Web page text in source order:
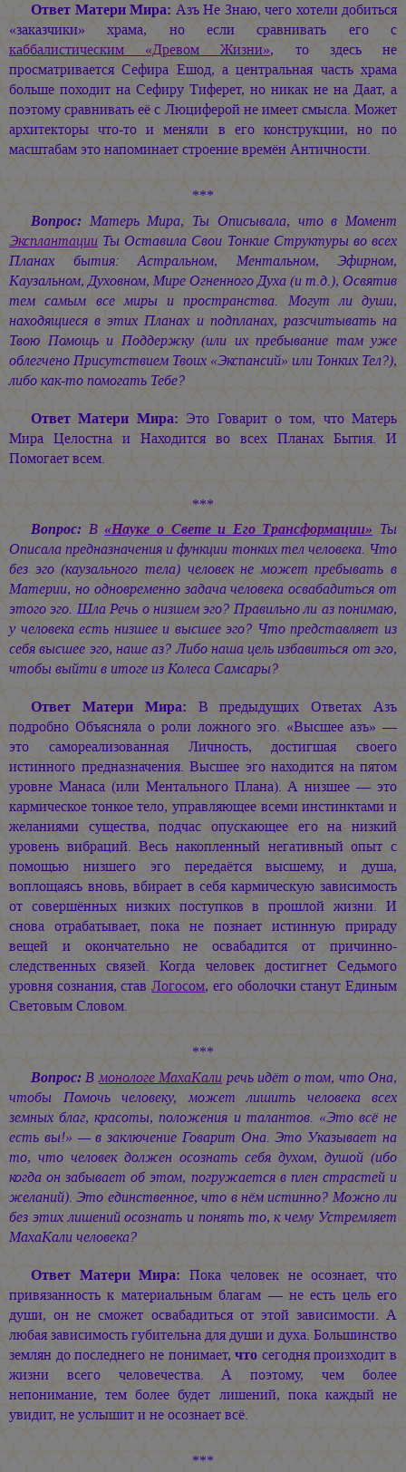
Ответ Матери Мира: Азъ Не Знаю, чего хотели добиться
«заказчики» храма, но если сравнивать его с
каббалистическим «Древом Жизни», то здесь не
просматривается Сефира Ешод, а центральная часть храма
больше походит на Сефиру Тиферет, но никак не на Даат, а
поэтому сравнивать её с Люциферой не имеет смысла. Может
архитекторы что-то и меняли в его конструкции, но по
масштабам это напоминает строение времён Античности.
***
Вопрос: Матерь Мира, Ты Описывала, что в Момент
Эксплантации Ты Оставила Свои Тонкие Структуры во всех
Планах бытия: Астральном, Ментальном, Эфирном,
Каузальном, Духовном, Мире Огненного Духа (и т.д.), Освятив
тем самым все миры и пространства. Могут ли души,
находящиеся в этих Планах и подпланах, разсчитывать на
Твою Помощь и Поддержку (или их пребывание там уже
облегчено Присутствием Твоих «Экспансий» или Тонких Тел?),
либо как-то помогать Тебе?
Ответ Матери Мира: Это Говарит о том, что Матерь
Мира Целостна и Находится во всех Планах Бытия. И
Помогает всем.
***
Вопрос: В«Науке о Свете и Его Трансформации» Ты
Описала предназначения и функции тонких тел человека. Что
без эго (каузального тела) человек не может пребывать в
Материи, но одновременно задача человека освабадиться от
этого эго. Шла Речь о низшем эго? Правильно ли аз понимаю,
у человека есть низшее и высшее эго? Что представляет из
себя высшее эго, наше аз? Либо наша цель избавиться от эго,
чтобы выйти в итоге из Колеса Самсары?
Ответ Матери Мира: В предыдущих Ответах Азъ
подробно Объясняла о роли ложного эго. «Высшее азъ» —
это самореализованная Личность, достигшая своего
истинного предназначения. Высшее эго находится на пятом
уровне Манаса (или Ментального Плана). А низшее — это
кармическое тонкое тело, управляющее всеми инстинктами и
желаниями существа, подчас опускающее его на низкий
уровень вибраций. Весь накопленный негативный опыт с
помощью низшего эго передаётся высшему, и душа,
воплощаясь вновь, вбирает в себя кармическую зависимость
от совершённых низких поступков в прошлой жизни. И
снова отрабатывает, пока не познает истинную прираду
вещей и окончательно не освабадится от причинно-
следственных связей. Когда человек достигнет Седьмого
уровня сознания, ставЛогосом, его оболочки станут Единым
Световым Словом.
***
Вопрос: Вмонологе МахаКали речь идёт о том, что Она,
чтобы Помочь человеку, может лишить человека всех
земных благ, красоты, положения и талантов. «Это всё не
есть вы!» — в заключение Говарит Она. Это Указывает на
то, что человек должен осознать себя духом, душой (ибо
когда он забывает об этом, погружается в плен страстей и
желаний). Это единственное, что в нём истинно? Можно ли
без этих лишений осознать и понять то, к чему Устремляет
МахаКали человека?
Ответ Матери Мира: Пока человек не осознает, что
привязанность к материальным благам — не есть цель его
души, он не сможет освабадиться от этой зависимости. А
любая зависимость губительна для души и духа. Большинство
землян до последнего не понимает,что сегодня произходит в
жизни всего человечества. А поэтому, чем более
непонимание, тем более будет лишений, пока каждый не
увидит, не услышит и не осознает всё.
***